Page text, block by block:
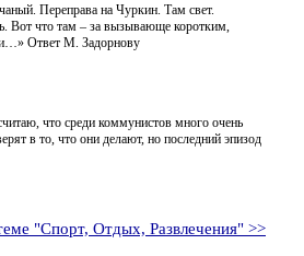
Переправа на Чуркин. Там свет.
Вот что там – за вызывающе коротким,
Ответ М. Задорнову
что среди коммунистов много очень
в то, что они делают, но последний эпизод
"Спорт, Отдых, Развлечения" >>